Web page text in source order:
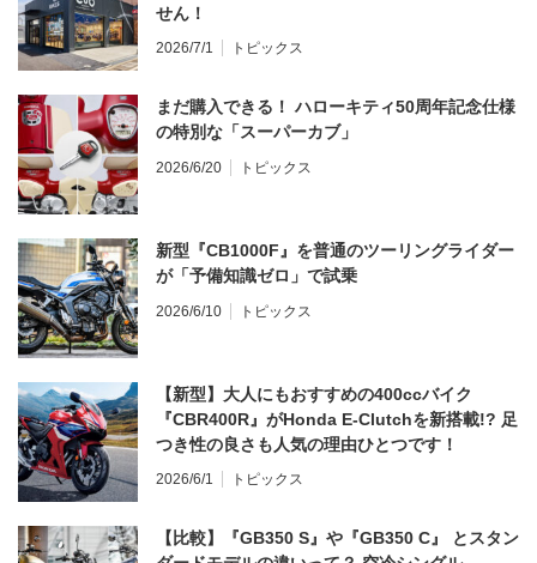
せん！
2026/7/1 トピックス
まだ購入できる！ ハローキティ50周年記念仕様
の特別な「スーパーカブ」
2026/6/20 トピックス
新型『CB1000F』を普通のツーリングライダー
が「予備知識ゼロ」で試乗
2026/6/10 トピックス
【新型】大人にもおすすめの400ccバイク
『CBR400R』がHonda E-Clutchを新搭載!? 足
つき性の良さも人気の理由ひとつです！
2026/6/1 トピックス
【比較】『GB350 S』や『GB350 C』 とスタン